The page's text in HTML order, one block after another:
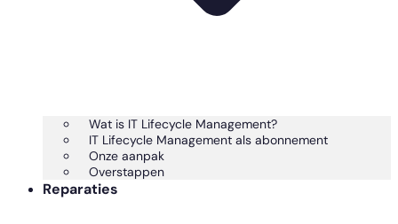
Wat is IT Lifecycle Management?
IT Lifecycle Management als abonnement
Onze aanpak
Overstappen
Reparaties